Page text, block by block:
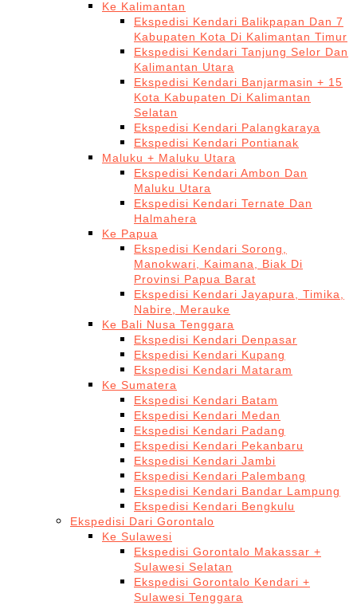
Ke Kalimantan
Ekspedisi Kendari Balikpapan Dan 7
Kabupaten Kota Di Kalimantan Timur
Ekspedisi Kendari Tanjung Selor Dan
Kalimantan Utara
Ekspedisi Kendari Banjarmasin + 15
Kota Kabupaten Di Kalimantan
Selatan
Ekspedisi Kendari Palangkaraya
Ekspedisi Kendari Pontianak
Maluku + Maluku Utara
Ekspedisi Kendari Ambon Dan
Maluku Utara
Ekspedisi Kendari Ternate Dan
Halmahera
Ke Papua
Ekspedisi Kendari Sorong,
Manokwari, Kaimana, Biak Di
Provinsi Papua Barat
Ekspedisi Kendari Jayapura, Timika,
Nabire, Merauke
Ke Bali Nusa Tenggara
Ekspedisi Kendari Denpasar
Ekspedisi Kendari Kupang
Ekspedisi Kendari Mataram
Ke Sumatera
Ekspedisi Kendari Batam
Ekspedisi Kendari Medan
Ekspedisi Kendari Padang
Ekspedisi Kendari Pekanbaru
Ekspedisi Kendari Jambi
Ekspedisi Kendari Palembang
Ekspedisi Kendari Bandar Lampung
Ekspedisi Kendari Bengkulu
Ekspedisi Dari Gorontalo
Ke Sulawesi
Ekspedisi Gorontalo Makassar +
Sulawesi Selatan
Ekspedisi Gorontalo Kendari +
Sulawesi Tenggara